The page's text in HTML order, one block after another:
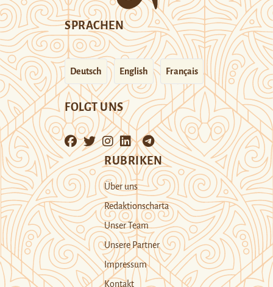
SPRACHEN
Deutsch English Français
FOLGT UNS
RUBRIKEN
Über uns
Redaktionscharta
Unser Team
Unsere Partner
Impressum
Kontakt